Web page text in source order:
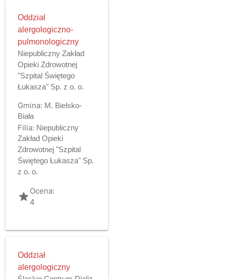
Oddział
alergologiczno-
pulmonologiczny
Niepubliczny Zakład
Opieki Zdrowotnej
"Szpital Świętego
Łukasza" Sp. z o. o.
Gmina: M. Bielsko-
Biała
Filia: Niepubliczny
Zakład Opieki
Zdrowotnej "Szpital
Świętego Łukasza" Sp.
z o. o.
gradeOcena:
4
Oddział
alergologiczny